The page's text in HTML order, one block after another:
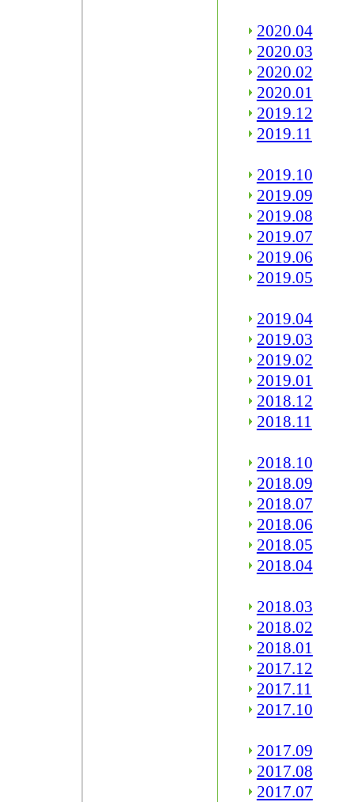
2020.04
2020.03
2020.02
2020.01
2019.12
2019.11
2019.10
2019.09
2019.08
2019.07
2019.06
2019.05
2019.04
2019.03
2019.02
2019.01
2018.12
2018.11
2018.10
2018.09
2018.07
2018.06
2018.05
2018.04
2018.03
2018.02
2018.01
2017.12
2017.11
2017.10
2017.09
2017.08
2017.07